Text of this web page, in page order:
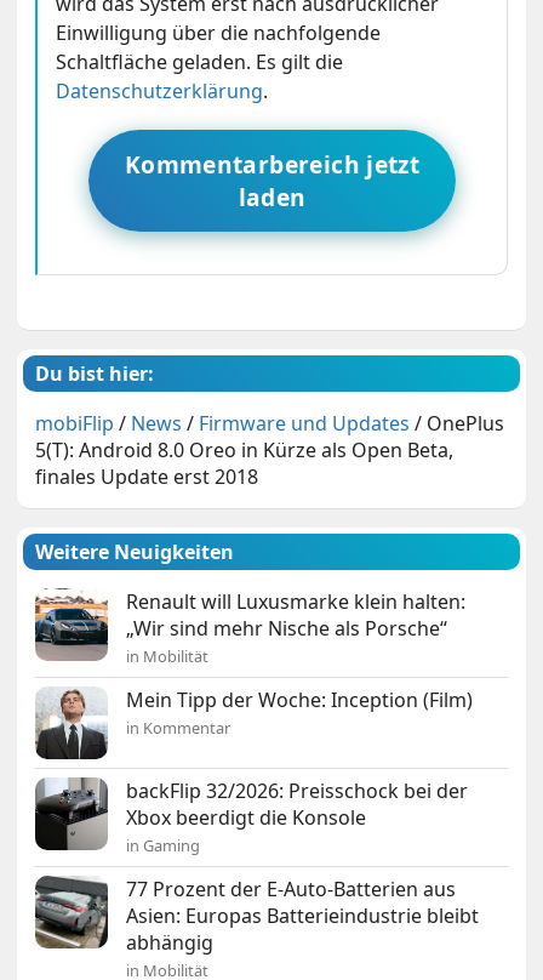
Einwilligung über die nachfolgende
Schaltfläche geladen. Es gilt die
Datenschutzerklärung.
Kommentarbereich jetzt
laden
Du bist hier:
mobiFlip / News / Firmware und Updates / OnePlus
5(T): Android 8.0 Oreo in Kürze als Open Beta,
finales Update erst 2018
Weitere Neuigkeiten
Renault will Luxusmarke klein halten:
„Wir sind mehr Nische als Porsche“
in Mobilität
Mein Tipp der Woche: Inception (Film)
in Kommentar
backFlip 32/2026: Preisschock bei der
Xbox beerdigt die Konsole
in Gaming
77 Prozent der E-Auto-Batterien aus
Asien: Europas Batterieindustrie bleibt
abhängig
in Mobilität